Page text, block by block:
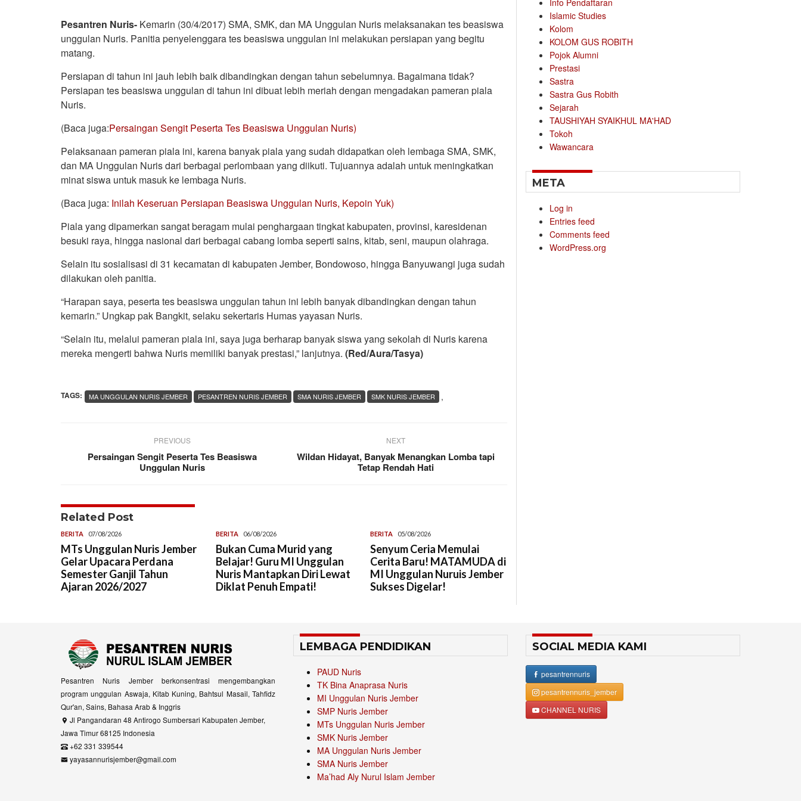
Pesantren Nuris- Kemarin (30/4/2017) SMA, SMK, dan MA Unggulan Nuris melaksanakan tes beasiswa
unggulan Nuris. Panitia penyelenggara tes beasiswa unggulan ini melakukan persiapan yang begitu
matang.
Persiapan di tahun ini jauh lebih baik dibandingkan dengan tahun sebelumnya. Bagaimana tidak?
Persiapan tes beasiswa unggulan di tahun ini dibuat lebih meriah dengan mengadakan pameran piala
Nuris.
(Baca juga:Persaingan Sengit Peserta Tes Beasiswa Unggulan Nuris)
Pelaksanaan pameran piala ini, karena banyak piala yang sudah didapatkan oleh lembaga SMA, SMK,
dan MA Unggulan Nuris dari berbagai perlombaan yang diikuti. Tujuannya adalah untuk meningkatkan
minat siswa untuk masuk ke lembaga Nuris.
(Baca juga: Inilah Keseruan Persiapan Beasiswa Unggulan Nuris, Kepoin Yuk)
Piala yang dipamerkan sangat beragam mulai penghargaan tingkat kabupaten, provinsi, karesidenan
besuki raya, hingga nasional dari berbagai cabang lomba seperti sains, kitab, seni, maupun olahraga.
Selain itu sosialisasi di 31 kecamatan di kabupaten Jember, Bondowoso, hingga Banyuwangi juga sudah
dilakukan oleh panitia.
“Harapan saya, peserta tes beasiswa unggulan tahun ini lebih banyak dibandingkan dengan tahun
kemarin.” Ungkap pak Bangkit, selaku sekertaris Humas yayasan Nuris.
“Selain itu, melalui pameran piala ini, saya juga berharap banyak siswa yang sekolah di Nuris karena
mereka mengerti bahwa Nuris memiliki banyak prestasi,” lanjutnya. (Red/Aura/Tasya)
TAGS: ,
MA UNGGULAN NURIS JEMBER PESANTREN NURIS JEMBER SMA NURIS JEMBER SMK NURIS JEMBER
PREVIOUS
Persaingan Sengit Peserta Tes Beasiswa
Unggulan Nuris
NEXT
Wildan Hidayat, Banyak Menangkan Lomba tapi
Tetap Rendah Hati
Related Post
BERITA 07/08/2026
MTs Unggulan Nuris Jember
Gelar Upacara Perdana
Semester Ganjil Tahun
Ajaran 2026/2027
BERITA 06/08/2026
Bukan Cuma Murid yang
Belajar! Guru MI Unggulan
Nuris Mantapkan Diri Lewat
Diklat Penuh Empati!
BERITA 05/08/2026
Senyum Ceria Memulai
Cerita Baru! MATAMUDA di
MI Unggulan Nuruis Jember
Sukses Digelar!
Info Pendaftaran
Islamic Studies
Kolom
KOLOM GUS ROBITH
Pojok Alumni
Prestasi
Sastra
Sastra Gus Robith
Sejarah
TAUSHIYAH SYAIKHUL MA'HAD
Tokoh
Wawancara
META
Log in
Entries feed
Comments feed
WordPress.org
Pesantren Nuris Jember berkonsentrasi mengembangkan
program unggulan Aswaja, Kitab Kuning, Bahtsul Masail, Tahfidz
Qur'an, Sains, Bahasa Arab & Inggris
Jl Pangandaran 48 Antirogo Sumbersari Kabupaten Jember,
Jawa Timur 68125 Indonesia
+62 331 339544
yayasannurisjember@gmail.com
LEMBAGA PENDIDIKAN
PAUD Nuris
TK Bina Anaprasa Nuris
MI Unggulan Nuris Jember
SMP Nuris Jember
MTs Unggulan Nuris Jember
SMK Nuris Jember
MA Unggulan Nuris Jember
SMA Nuris Jember
Ma’had Aly Nurul Islam Jember
SOCIAL MEDIA KAMI
pesantrennuris
pesantrennuris_jember
CHANNEL NURIS